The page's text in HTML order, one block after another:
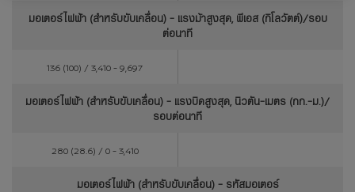
มอเตอร์ไฟฟ้า (สำหรับขับเคลื่อน) - แรงม้าสูงสุด, พีเอส (กิโลวัตต์)/รอบ
ต่อนาที
136 (100) / 3,410 - 9,697
มอเตอร์ไฟฟ้า (สำหรับขับเคลื่อน) - แรงบิดสูงสุด, นิวตัน-เมตร (กก.-ม.)/
รอบต่อนาที
280 (28.6) / 0 - 3,410
มอเตอร์ไฟฟ้า (สำหรับขับเคลื่อน) - รหัสมอเตอร์